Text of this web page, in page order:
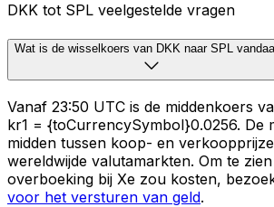
DKK tot SPL veelgestelde vragen
Wat is de wisselkoers van DKK naar SPL
Vanaf 23:50 UTC is de middenkoers
kr1 = {toCurrencySymbol}0.0256. De
midden tussen koop- en
wereldwijde valutamarkten. Om te
overboeking bij Xe zou kosten,
voor het versturen van geld.